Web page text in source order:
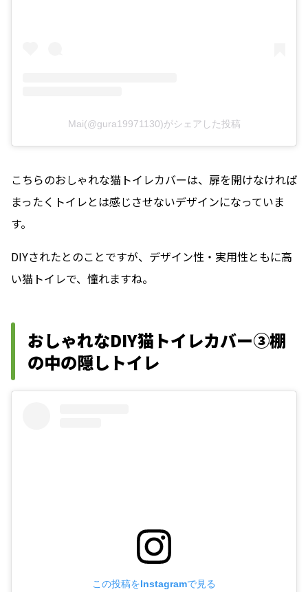
Mai(@gura19971130)がシェアした投稿
こちらのおしゃれな猫トイレカバーは、扉を開けなければ
まったくトイレとは感じさせないデザインになっていま
す。
DIYされたとのことですが、デザイン性・実用性ともに高
い猫トイレで、憧れますね。
おしゃれなDIY猫トイレカバー③棚
の中の隠しトイレ
この投稿をInstagramで見る